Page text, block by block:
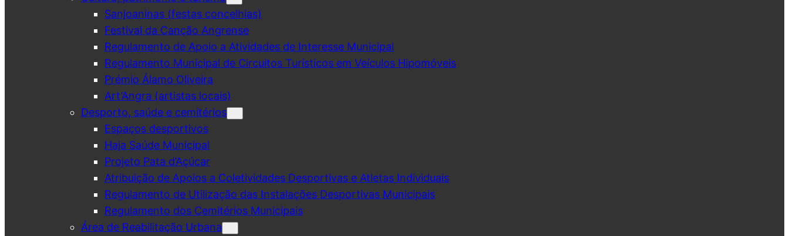
Sanjoaninas (festas concelhias)
Festival da Canção Angrense
Regulamento de Apoio a Atividades de Interesse Municipal
Regulamento Municipal de Circuitos Turísticos em Veículos Hipomóveis
Prémio Álamo Oliveira
Art’Angra (artistas locais)
Desporto, saúde e cemitérios
Espaços desportivos
Haja Saúde Municipal
Projeto Pata d’Açúcar
Atribuição de Apoios a Coletividades Desportivas e Atletas Individuais
Regulamento de Utilização das Instalações Desportivas Municipais
Regulamento dos Cemitérios Municipais
Área de Reabilitação Urbana